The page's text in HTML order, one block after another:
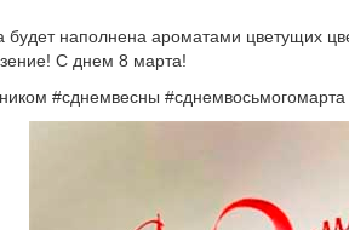
будет наполнена ароматами цветущих
С днем 8 марта!
#сднемвесны